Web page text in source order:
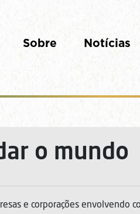
Sobre Notícias
o mundo
e corporações